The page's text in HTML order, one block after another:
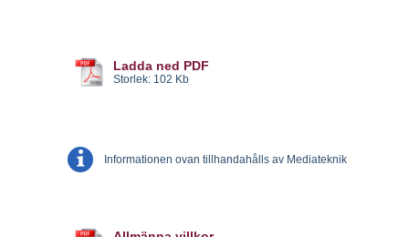
Ladda ned PDF
Storlek: 102 Kb
Informationen ovan tillhandahålls av Mediateknik